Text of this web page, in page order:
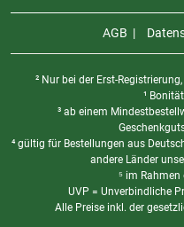
AGB
² Nur bei der Erst-
¹
³ ab einem
⁴ gültig für Bestellungen aus
andere Länder
⁵ im
UVP = Unverbindliche
Alle Preise inkl. der